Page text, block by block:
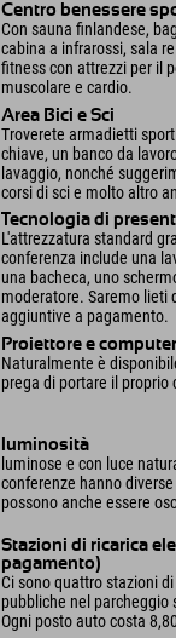
Centro benessere
Con sauna finlandese,
cabina a infrarossi, sala
fitness con attrezzi per il
muscolare e cardio.
Area Bici e Sci
Troverete armadietti
chiave, un banco da
lavaggio, nonché
corsi di sci e molto altro
Tecnologia di
L'attrezzatura standard
conferenza include una
una bacheca, uno
moderatore. Saremo lieti
aggiuntive a pagamento.
Proiettore e
Naturalmente è
prega di portare il
luminosità
luminose e con luce
conferenze hanno
possono anche essere
Stazioni di ricarica
pagamento)
Ci sono quattro stazioni
pubbliche nel parcheggio
Ogni posto auto costa